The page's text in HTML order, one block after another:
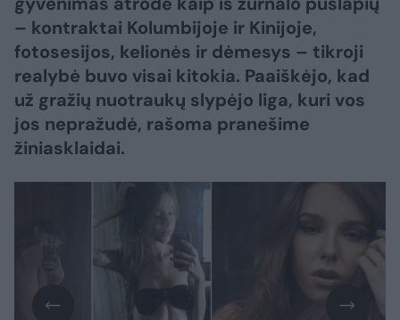
– kontraktai Kolumbijoje ir Kinijoje,
fotosesijos, kelionės ir dėmesys – tikroji
realybė buvo visai kitokia. Paaiškėjo, kad
už gražių nuotraukų slypėjo liga, kuri vos
jos nepražudė, rašoma pranešime
žiniasklaidai.